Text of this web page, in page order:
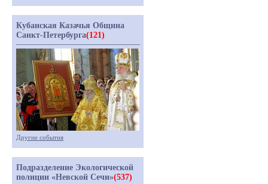
Кубанская Казачья Община
Санкт-Петербурга(121)
Другие события
Подразделение Экологической
полиции «Невской Сечи»(537)